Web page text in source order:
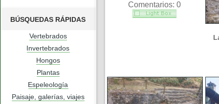
BÚSQUEDAS RÁPIDAS
Vertebrados
Invertebrados
Hongos
Plantas
Espeleología
Paisaje, galerías, viajes
Comentarios: 0